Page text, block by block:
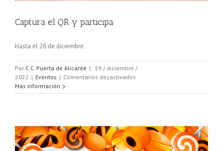
Captura el QR y participa
Hasta el 26 de diciembre.
Por C.C. Puerta de Alicante |
19 / diciembre /
2022 | Eventos | Comentarios desactivados
el
Más información